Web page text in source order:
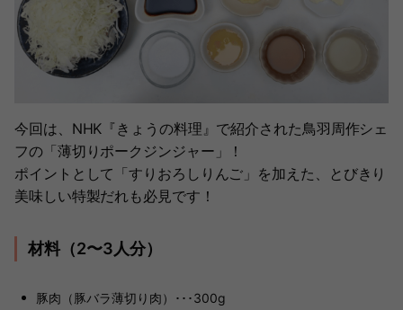
今回は、NHK『きょうの料理』で紹介された鳥羽周作シェ
フの「薄切りポークジンジャー」！
ポイントとして「すりおろしりんご」を加えた、とびきり
美味しい特製だれも必見です！
材料（2〜3人分）
豚肉（豚バラ薄切り肉）･･･300g